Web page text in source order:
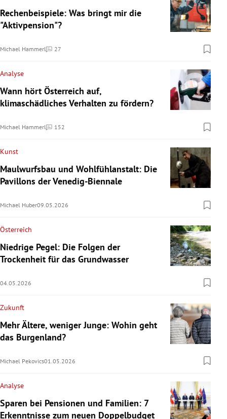
Rechenbeispiele: Was bringt mir die
"Aktivpension"?
Michael Hammerl 27
Kommentare
Analyse
Wann hört Österreich auf,
klimaschädliches Verhalten zu fördern?
Michael Hammerl 152
Kommentare
Kunst
Maulwurfsbau und Wohlfühlanstalt: Die
Pavillons der Venedig-Biennale
Michael Huber09.05.2026
Österreich
Niedrige Pegel: Die Folgen der
Trockenheit für das Grundwasser
04.05.2026
Zukunft
Mehr Ältere, weniger Junge: Wohin geht
das Burgenland?
Michael Pekovics01.05.2026
Analyse
Sparen bei Pensionen und Familien: 7
Erkenntnisse zum neuen Doppelbudget